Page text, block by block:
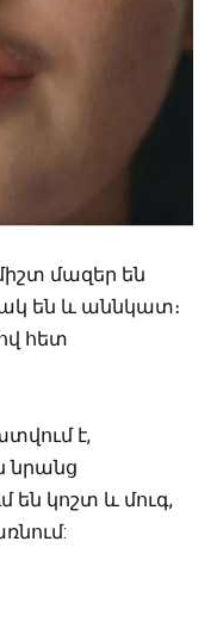
մազեր են
են և աննկատ։
հետ
է,
նրանց
են կոշտ և մուգ,